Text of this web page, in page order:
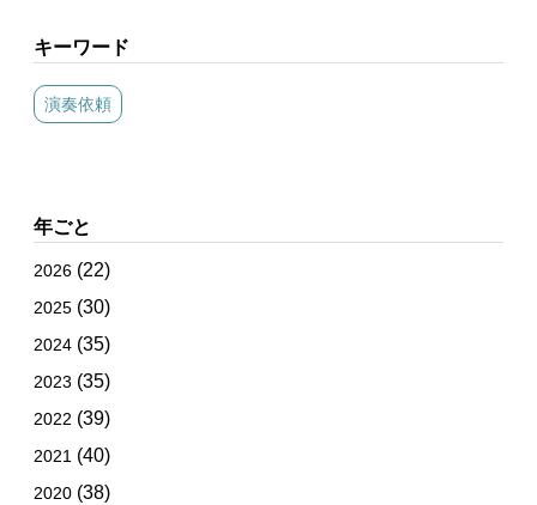
キーワード
演奏依頼
年ごと
2026 (22)
2025 (30)
2024 (35)
2023 (35)
2022 (39)
2021 (40)
2020 (38)